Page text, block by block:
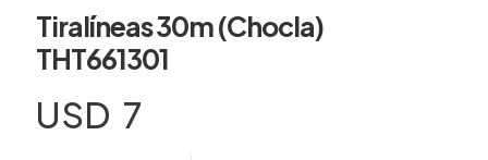
Tiralíneas 30m (Chocla)
THT661301
USD 7